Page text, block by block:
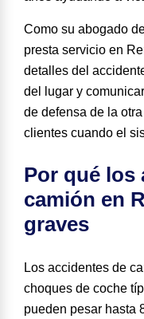
Como su abogado
presta servicio en
detalles del
del lugar y
de defensa de la
clientes cuando el
Por qué los
camión en
graves
Los accidentes de
choques de coche
pueden pesar hasta